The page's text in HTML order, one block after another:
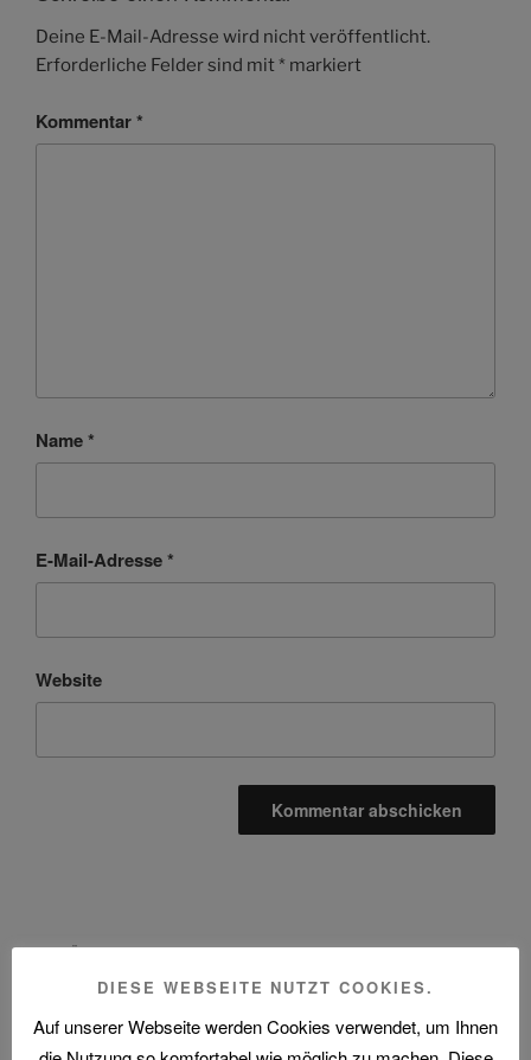
Deine E-Mail-Adresse wird nicht veröffentlicht.
Erforderliche Felder sind mit* markiert
Kommentar*
Name*
E-Mail-Adresse*
Website
Beitragsnavigation
Vorheriger
ZURÜCK
STAR WARS Comics Nr. 14: Vader Down
DIESE WEBSEITE NUTZT COOKIES.
Auf unserer Webseite werden Cookies verwendet, um Ihnen